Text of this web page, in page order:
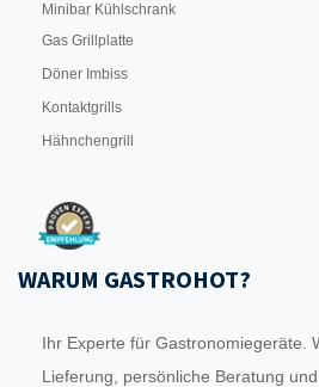
Minibar Kühlschrank
Gas Grillplatte
Döner Imbiss
Kontaktgrills
Hähnchengrill
WARUM GASTROHOT?
Ihr Experte für Gastronomiegeräte.
Lieferung, persönliche Beratung